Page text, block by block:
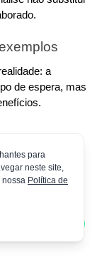
a
de espera, mas
rápido, mas
para
neste site,
nossa Política de